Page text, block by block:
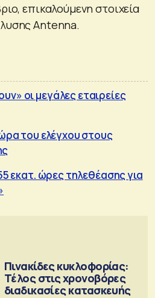
επικαλούμενη στοιχεία
Antenna.
οι μεγάλες εταιρείες
του ελέγχου στους
εκατ. ώρες τηλεθέασης για
Πινακίδες κυκλοφορίας:
Τέλος στις χρονοβόρες
διαδικασίες κατασκευής